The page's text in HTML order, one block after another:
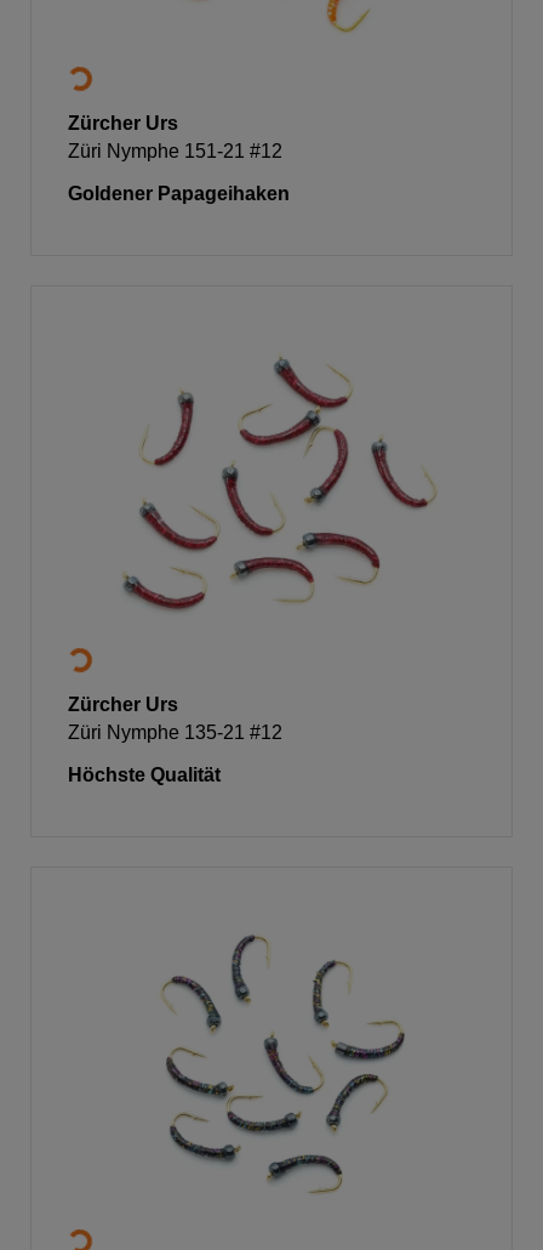
Zürcher Urs
Züri Nymphe 151-21 #12
Goldener Papageihaken
Zürcher Urs
Züri Nymphe 135-21 #12
Höchste Qualität